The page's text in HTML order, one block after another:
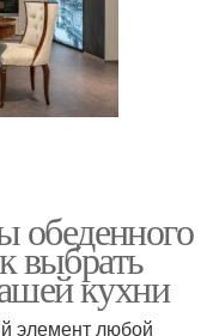
обеденного
выбрать
кухни
элемент любой